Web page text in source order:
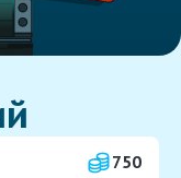
750